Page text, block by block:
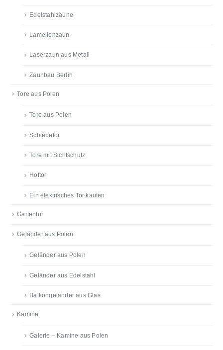
Edelstahlzäune
Lamellenzaun
Laserzaun aus Metall
Zaunbau Berlin
Tore aus Polen
Tore aus Polen
Schiebetor
Tore mit Sichtschutz
Hoftor
Ein elektrisches Tor kaufen
Gartentür
Geländer aus Polen
Geländer aus Polen
Geländer aus Edelstahl
Balkongeländer aus Glas
Kamine
Galerie – Kamine aus Polen